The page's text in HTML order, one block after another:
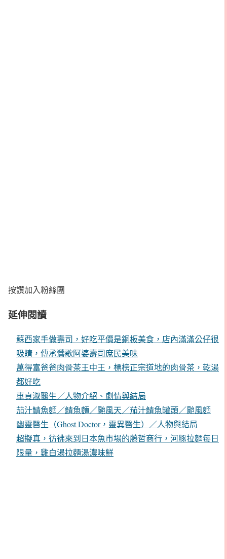
按讚加入粉絲團
延伸閱讀
蘇西家手做壽司，好吃平價是銅板美食，店內滿滿公仔很
吸睛，傳承鶯歌阿婆壽司庶民美味
萬得富爸爸肉骨茶王中王，標榜正宗道地的肉骨茶，乾湯
都好吃
車貞淑醫生／人物介紹、劇情與結局
茄汁鯖魚麵／鯖魚麵／颱風天／茄汁鯖魚罐頭／颱風麵
幽靈醫生（Ghost Doctor，靈異醫生）／人物與結局
超擬真，彷彿來到日本魚市場的藤哲商行，河豚拉麵每日
限量，雞白湯拉麵湯濃味鮮